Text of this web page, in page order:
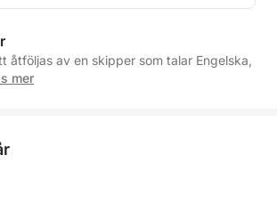
åtföljas av en skipper som talar Engelska,
mer